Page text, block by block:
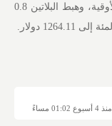
المعاملات الفورية 0.8 بالمئة إلى 61.57 دولار للأوقية، وهبط البلاتين 0.8
منذ 4 أسبوع 01:02 مساءً